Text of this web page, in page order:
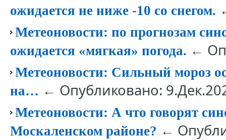
ожидается не ниже -10 со снегом.
Метеоновости: по прогнозам
ожидается «мягкая» погода. ←
Метеоновости: Сильный мороз
на… ← Опубликовано:
Метеоновости: А что говорят
Москаленском районе? ←